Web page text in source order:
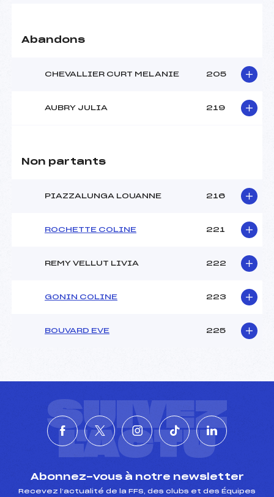
Abandons
CHEVALLIER CURT MELANIE 205
AUBRY JULIA 219
Non partants
PIAZZALUNGA LOUANNE 216
ROCHETTE COLINE 221
REMY VELLUT LIVIA 222
GONIN COLINE 223
BOUVARD EVE 225
SUIVEZ
L'ACTU
Abonnez-vous à notre newsletter
Recevez l’actualité de la FFS, des clubs et des Équipes